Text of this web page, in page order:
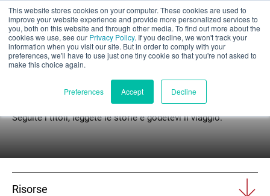
This website stores cookies on your computer. These cookies are used to
improve your website experience and provide more personalized services to
you, both on this website and through other media. To find out more about the
cookies we use, see our Privacy Policy. If you decline, we won't track your
information when you visit our site. But in order to comply with your
preferences, we'll have to use just one tiny cookie so that you're not asked to
make this choice again.
Preferences Accept Decline
Valutazione parziale
Prodotti
Applicazioni
Notizie
Seguite i titoli, leggete le storie e godetevi il viaggio.
Risorse